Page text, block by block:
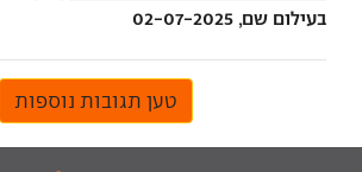
בעילום שם, 02-07-2025
טען תגובות נוספות